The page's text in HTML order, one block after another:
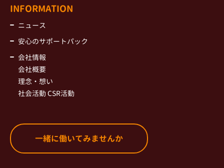
INFORMATION
ニュース
安心のサポートパック
会社情報
会社概要
理念・想い
社会活動 CSR活動
一緒に働いてみませんか